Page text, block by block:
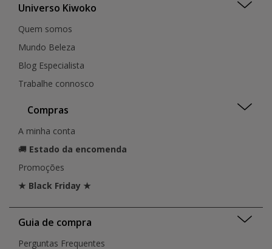
Universo Kiwoko
Quem somos
Mundo Beleza
Blog Especialista
Trabalhe connosco
Compras
A minha conta
🚚 Estado da encomenda
Promoções
★ Black Friday ★
Guia de compra
Perguntas Frequentes